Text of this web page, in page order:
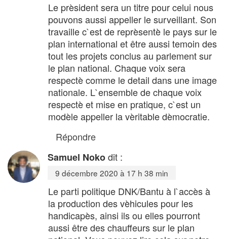
Le prèsident sera un titre pour celui nous
pouvons aussi appeller le surveillant. Son
travaille c`est de reprèsentè le pays sur le
plan international et être aussi temoin des
tout les projets conclus au parlement sur
le plan national. Chaque voix sera
respectè comme le detail dans une image
nationale. L`ensemble de chaque voix
respectè et mise en pratique, c`est un
modèle appeller la vèritable dèmocratie.
Répondre
Samuel Nokodit :
9 décembre 2020 à 17 h 38 min
Le parti politique DNK/Bantu à l`accès à
la production des vèhicules pour les
handicapès, ainsi ils ou elles pourront
aussi être des chauffeurs sur le plan